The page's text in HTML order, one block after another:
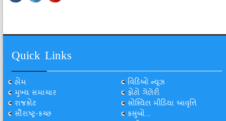
Quick Links
હોમ
મુખ્ય સમાચાર
રાજકોટ
સૌરાષ્ટ્ર-કચ્છ
વિડિઓ ન્યૂઝ
ફોટો ગેલેરી
સોશ્યિલ મીડિયા આવૃત્તિ
કસુંબો...